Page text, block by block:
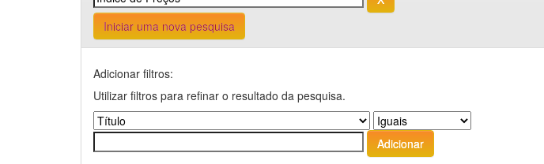
Iniciar uma nova pesquisa
Adicionar filtros:
Utilizar filtros para refinar o resultado da pesquisa.